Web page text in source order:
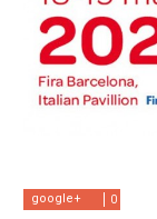
0
google+